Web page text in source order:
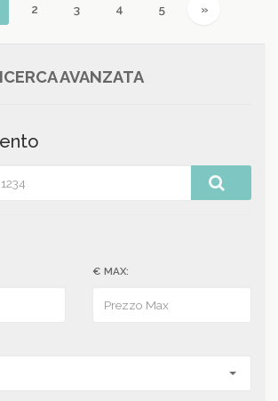
(current)
2 3 4 5 »Next
AVANZATA
€ MAX: